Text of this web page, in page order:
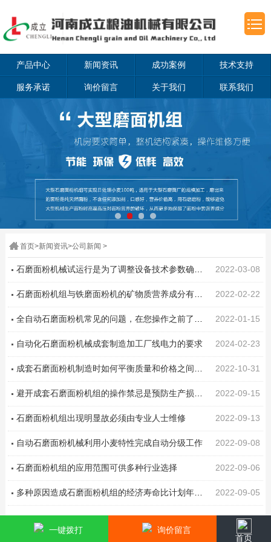
产品中心 新闻资讯 成功案例 技术支持
服务承诺 询价留言 关于我们 联系我们
首页>新闻资讯>公司新闻 >
2022-03-08
石磨面粉机械试运行是为了调整设备技术参数确保生产质量达标
2022-02-22
石磨面粉机组与铁磨面粉机的矿物质营养成分有怎样的不同?
2022-01-15
全自动石磨面粉机常见的问题，在您操作之前了解多少呢?
2024-02-23
自动化石磨面粉机械成套制造加工厂线电力的要求
2022-10-31
成套石磨面粉机制造时如何平衡质量和价格之间购买问题
2022-09-15
避开成套石磨面粉机组的操作禁忌是预防生产损失的好办法
2022-09-13
石磨面粉机组出现明显故必须由专业人士维修
2022-09-08
自动石磨面粉机械利用小麦特性完成自动分级工作
2022-09-06
石磨面粉机组的应用范围可供多种行业选择
2022-09-05
多种原因造成石磨面粉机组的经济寿命比计划年限更短
1 2 15 >
一键拨打
询价留言
首页